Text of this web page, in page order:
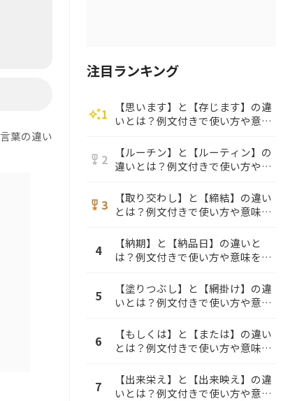
言葉の違い
注目ランキング
auto_awesome1
【思います】と【存じます】の違
いとは？例文付きで使い方や意味
military_tech 2
【ルーチン】と【ルーティン】の
違いとは？例文付きで使い方や意
military_tech 3
【取り交わし】と【締結】の違い
とは？例文付きで使い方や意味を
4
【納期】と【納品日】の違いと
は？例文付きで使い方や意味をわ
5
【塗りつぶし】と【網掛け】の違
いとは？例文付きで使い方や意味
6
【もしくは】と【または】の違い
とは？例文付きで使い方や意味を
7
【出来栄え】と【出来映え】の違
いとは？例文付きで使い方や意味